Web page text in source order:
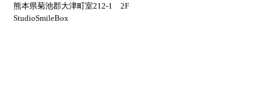
熊本県菊池郡大津町室212-1 2F
StudioSmileBox